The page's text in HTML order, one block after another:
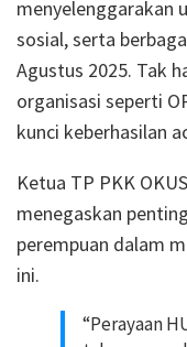
menyelenggarakan
sosial, serta
Agustus 2025. Tak
organisasi seperti
kunci keberhasilan
Ketua TP PKK
menegaskan
perempuan dalam
ini.
“Perayaan